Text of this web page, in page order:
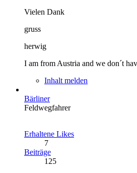
Vielen Dank
gruss
herwig
I am from Austria and we don´t
Inhalt melden
Bärliner
Feldwegfahrer
Erhaltene Likes
7
Beiträge
125